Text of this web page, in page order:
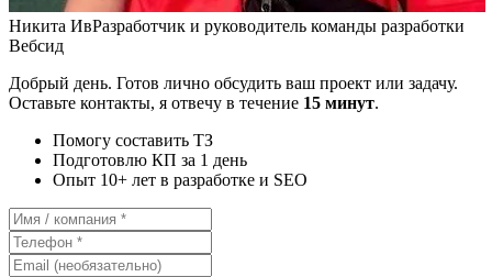
Никита ИвРазработчик и руководитель команды разработки
Вебсид
Добрый день. Готов лично обсудить ваш проект или задачу.
Оставьте контакты, я отвечу в течение 15 минут.
Помогу составить ТЗ
Подготовлю КП за 1 день
Опыт 10+ лет в разработке и SEO